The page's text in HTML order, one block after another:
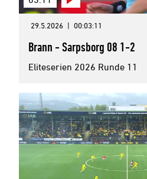
29.5.2026 | 00:03:11
Brann - Sarpsborg 08 1-2
Eliteserien 2026 Runde 11